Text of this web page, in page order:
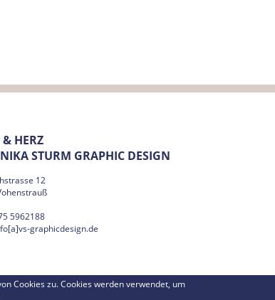
Moosbacher
HERZ
STURM GRAPHIC DESIGN
12
5962188
graphicdesign.de
Cookies zu. Cookies werden verwendet, um